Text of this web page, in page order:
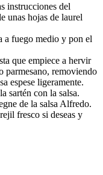
instrucciones del
unas hojas de laurel
a fuego medio y pon el
que empiece a hervir
parmesano, removiendo
sartén con la salsa.
fresco si deseas y